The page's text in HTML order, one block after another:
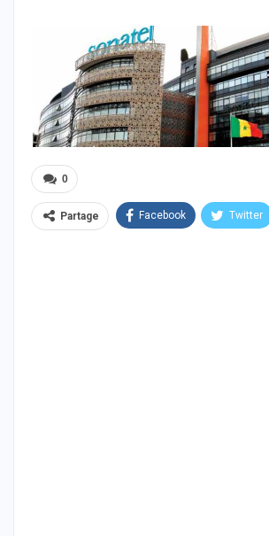
0
Partage Facebook Twitter